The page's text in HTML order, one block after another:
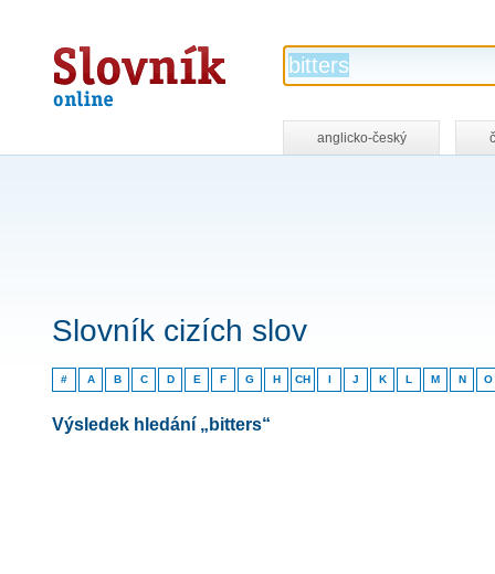
Slovník
online
anglicko-český
Slovník cizích slov
# A B C D E F G H CH I J K L M N O
Výsledek hledání „bitters“